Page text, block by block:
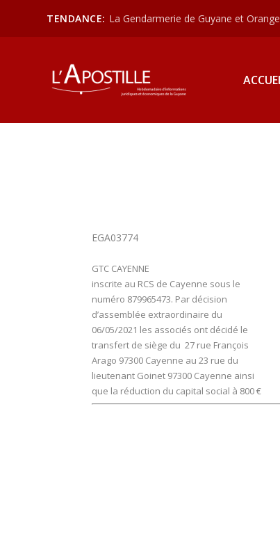
TENDANCE: La Gendarmerie de Guyane et
EGA03774
GTC CAYENNE
inscrite au RCS de Cayenne sous le
numéro 879965473. Par décision
d’assemblée extraordinaire du
06/05/2021 les associés ont décidé le
transfert de siège du 27 rue François
Arago 97300 Cayenne au 23 rue du
lieutenant Goinet 97300 Cayenne ainsi
que la réduction du capital social à 800 €